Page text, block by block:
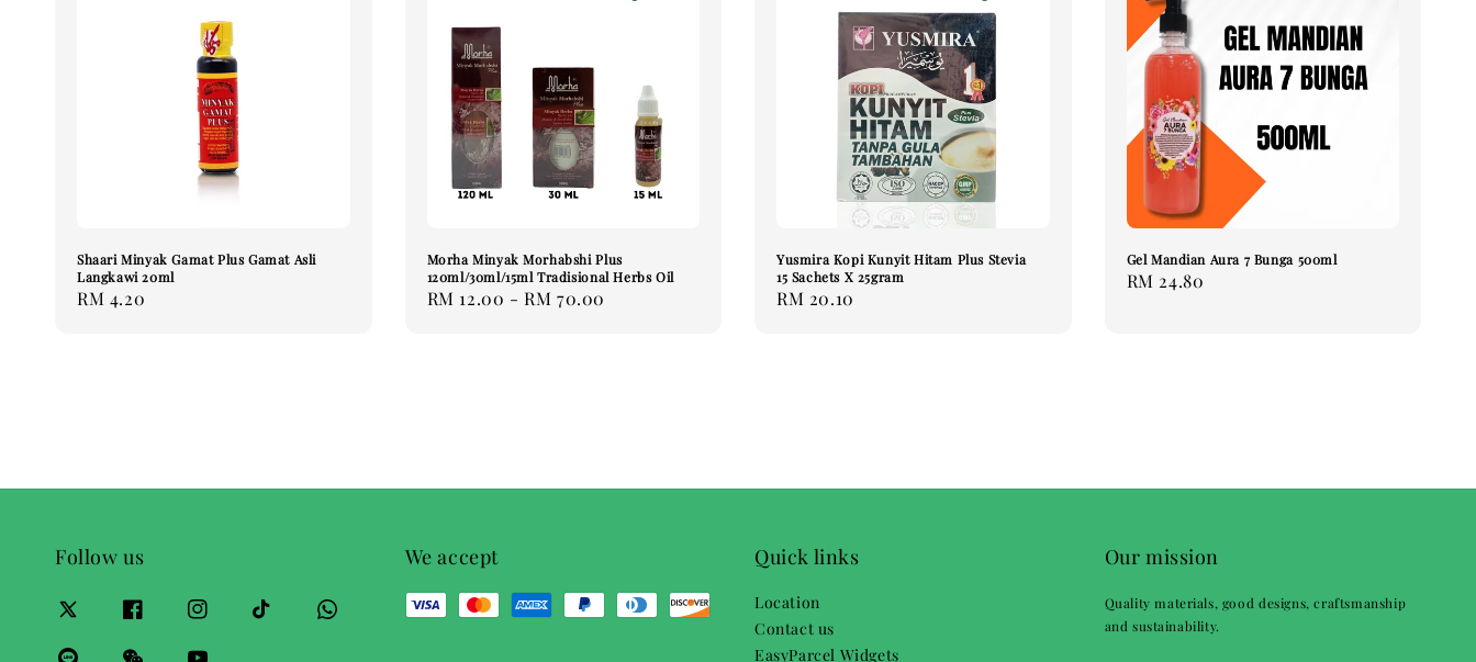
Shaari Minyak Gamat Plus Gamat Asli
Langkawi 20ml
Regular
RM 4.20
Morha Minyak Morhabshi Plus
120ml/30ml/15ml Tradisional Herbs Oil
Regular
RM 12.00 -RM 70.00
Yusmira Kopi Kunyit Hitam Plus Stevia
15 Sachets X 25gram
Regular
RM 20.10
Gel Mandian Aura 7 Bunga 500ml
Regular
RM 24.80
Follow us We accept Quick links
Location
Contact us
EasyParcel Widgets
Our mission
Quality materials, good designs, craftsmanship
and sustainability.